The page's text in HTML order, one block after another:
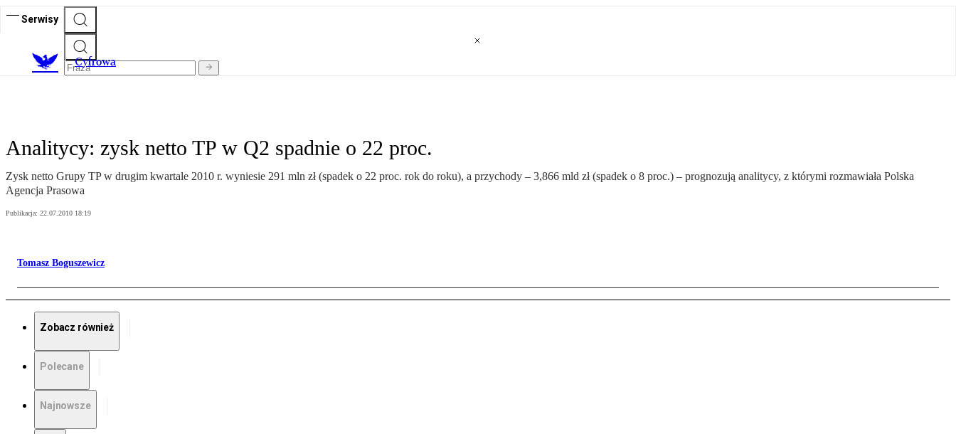
Serwisy
Cyfrowa
Analitycy: zysk netto TP w Q2 spadnie o 22 proc.
Zysk netto Grupy TP w drugim kwartale 2010 r. wyniesie 291 mln zł (spadek o 22 proc. rok do roku), a przychody – 3,866 mld zł (spadek o 8 proc.) – prognozują analitycy, z którymi rozmawiała Polska
Agencja Prasowa
Publikacja: 22.07.2010 18:19
Tomasz Boguszewicz
Zobacz również
Polecane
Najnowsze